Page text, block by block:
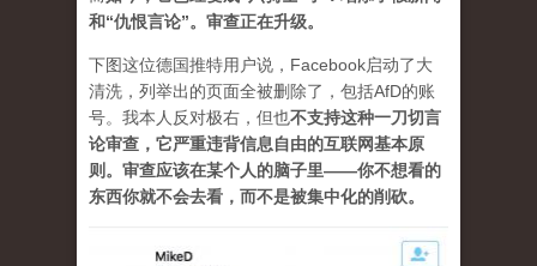
和“仇恨言论”。审查正在升级。
下图这位德国推特用户说，Facebook启动了大
清洗，列举出的页面全被删除了，包括AfD的账
号。我本人反对极右，但也不支持这种一刀切言
论审查，它严重违背信息自由的互联网基本原
则。审查应该在某个人的脑子里——你不想看的
东西你就不会去看，而不是被集中化的削砍。